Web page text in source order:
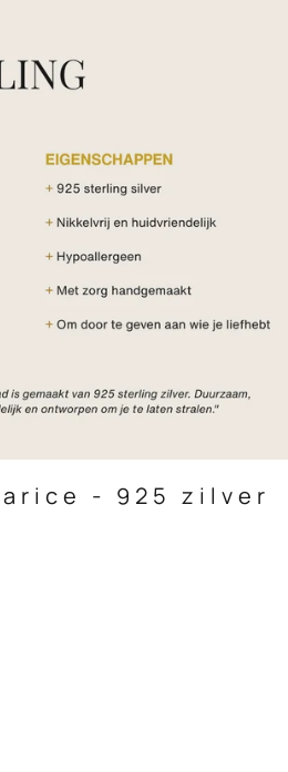
- 925 zilver